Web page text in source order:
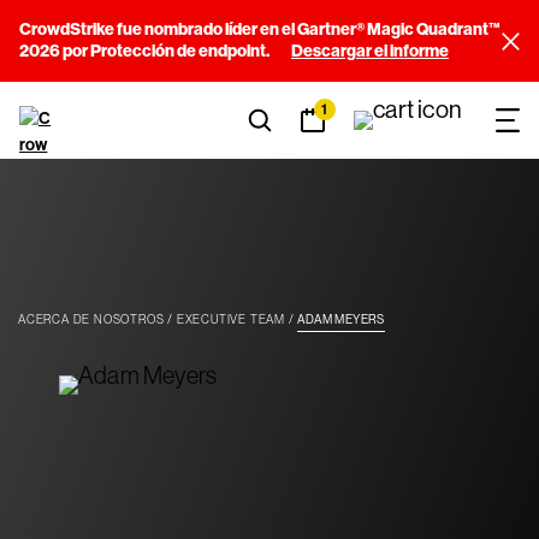
CrowdStrike fue nombrado líder en el Gartner® Magic Quadrant™
2026 por Protección de endpoint.
Descargar el informe
1
ACERCA DE NOSOTROS EXECUTIVE TEAM ADAM MEYERS